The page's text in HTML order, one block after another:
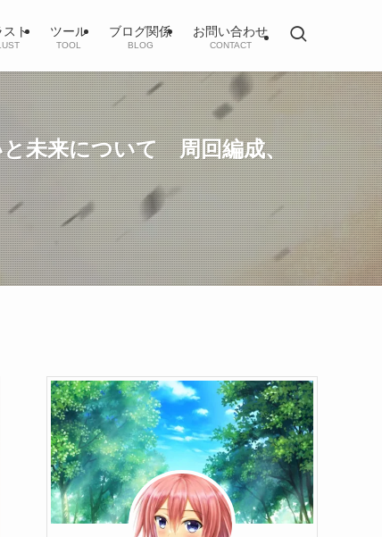
スト ツール
TOOL
ブログ関係
BLOG
お問い合わせ
CONTACT
未来について 周回編成、